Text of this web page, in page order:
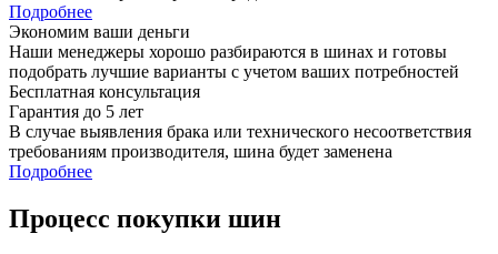
Подробнее
Экономим ваши деньги
Наши менеджеры хорошо разбираются в шинах и готовы
подобрать лучшие варианты с учетом ваших потребностей
Бесплатная консультация
Гарантия до 5 лет
В случае выявления брака или технического несоответствия
требованиям производителя, шина будет заменена
Подробнее
Процесс покупки шин